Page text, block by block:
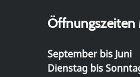
Öffnungszeiten
September bis Juni
Dienstag bis